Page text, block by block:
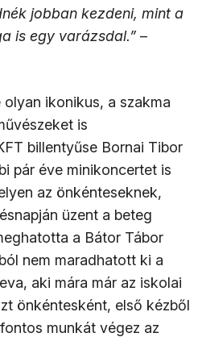
jobban kezdeni, mint a
is egy varázsdal.” –
ikonikus, a szakma
is
billentyűse Bornai Tibor
pár éve minikoncertet is
az önkénteseknek,
üzent a beteg
a Bátor Tábor
nem maradhatott ki a
aki mára már az iskolai
önkéntesként, első kézből
munkát végez az